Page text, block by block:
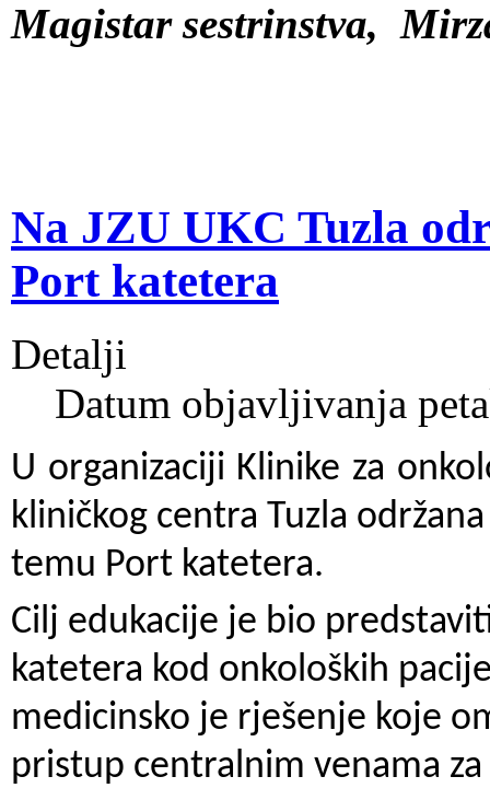
Magistar sestrinstva,
Na JZU UKC Tuzla
Port katetera
Detalji
Datum objavljivanja
U organizaciji Klinike za
kliničkog centra Tuzla
temu Port katetera.
Cilj edukacije je bio
katetera kod onkoloških
medicinsko je rješenje koje
pristup centralnim venama